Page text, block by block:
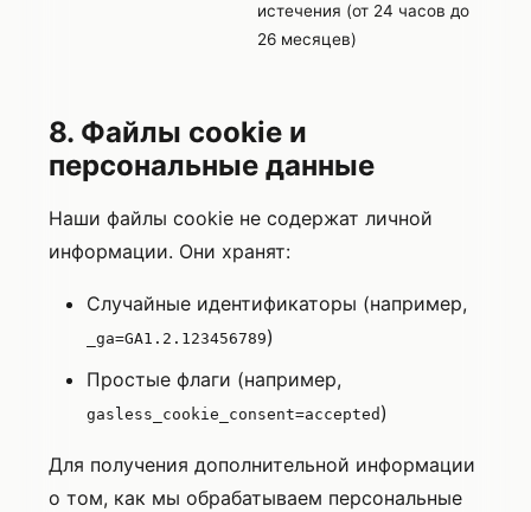
истечения (от 24 часов до
26 месяцев)
8. Файлы cookie и
персональные данные
Наши файлы cookie не содержат личной
информации. Они хранят:
Случайные идентификаторы (например,
_ga=GA1.2.123456789)
Простые флаги (например,
gasless_cookie_consent=accepted )
Для получения дополнительной информации
о том, как мы обрабатываем персональные